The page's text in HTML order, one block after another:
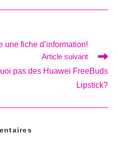
fiche d’information!
Article suivant
pas des Huawei FreeBuds
Lipstick?